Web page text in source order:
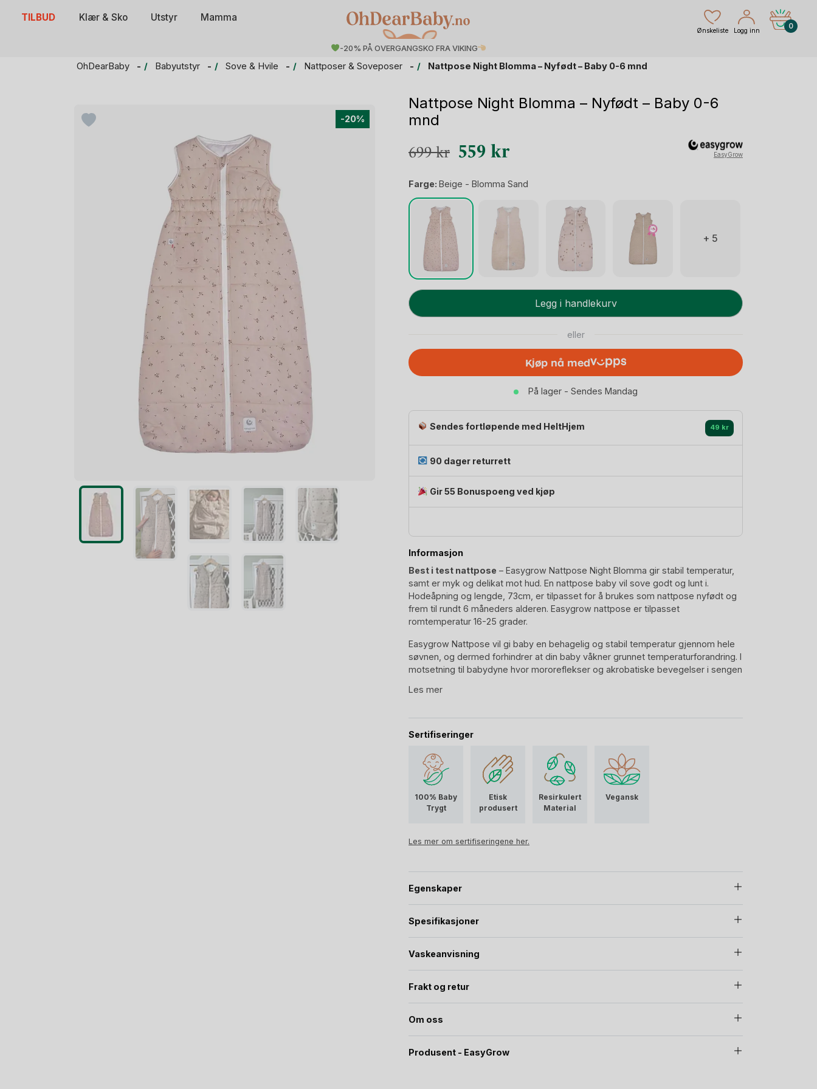
TILBUD Klær & Sko Utstyr Mamma
Ønskeliste Logg inn
0
-20% PÅ OVERGANGSKO FRA VIKING
OhDearBaby Babyutstyr Sove & Hvile Nattposer & Soveposer Nattpose Night Blomma – Nyfødt – Baby 0-6 mnd
-20%
Nattpose Night Blomma – Nyfødt – Baby 0-6
mnd
699kr Opprinnelig
var:
699 kr.
559 krNåværende
er:
559 kr.
EasyGrow
Farge: Beige - Blomma Sand
+ 5
Nattpose
Night
Nyfødt
-
6
mnd
Legg i handlekurv
eller
Kjøp nå med
På lager - Sendes Mandag
Sendes fortløpende med HeltHjem 49 kr
90 dager returrett
Gir 55 Bonuspoeng ved kjøp
Informasjon
Best i test nattpose – Easygrow Nattpose Night Blomma gir stabil temperatur,
samt er myk og delikat mot hud. En nattpose baby vil sove godt og lunt i.
Hodeåpning og lengde, 73cm, er tilpasset for å brukes som nattpose nyfødt og
frem til rundt 6 måneders alderen. Easygrow nattpose er tilpasset
romtemperatur 16-25 grader.
Easygrow Nattpose vil gi baby en behagelig og stabil temperatur gjennom hele
søvnen, og dermed forhindrer at din baby våkner grunnet temperaturforandring. I
motsetning til babydyne hvor mororeflekser og akrobatiske bevegelser i sengen
den skal.
Riktig størrelse for nattpose er om baby ikke får hode gjennom hodeåpningen
på en lukket nattpose. Og selvfølgelig at det heller ikke er for stramt rundt
halsen. Da er det på tide å gå opp til neste str, nattpose 3-18 mnd.
Nattpose TOG 2 – for nordiske romtemperaturer:
Easygrow nattpose Nigh Blomma har er en helårspose, nattpose TOG 2. Denne
kan du bruke for romtemperatur 16-25 grader. Hvilken pysjamas baby har på seg
under, avhenger av romtemperatur, samt ditt barn. Les mer om nattpose
Les mer
Sertifiseringer
100% Baby
Trygt
Etisk
produsert
Resirkulert
Material
Vegansk
Les mer om sertifiseringene her.
Egenskaper
Spesifikasjoner
Vaskeanvisning
Frakt og retur
Om oss
Produsent - EasyGrow